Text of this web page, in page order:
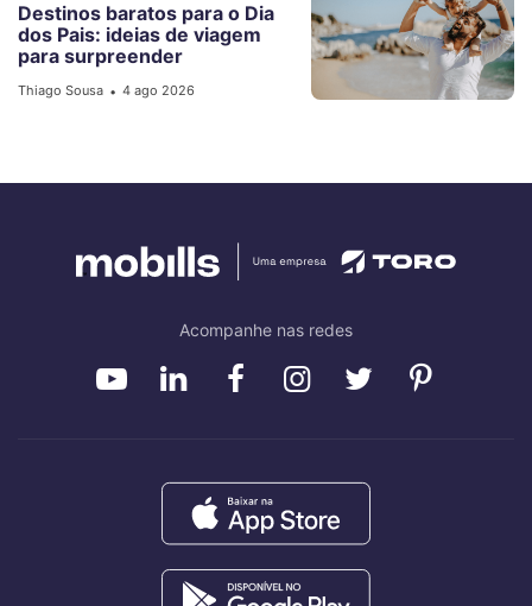
Destinos baratos para o Dia
dos Pais: ideias de viagem
para surpreender
Thiago Sousa • 4 ago 2026
Acompanhe nas redes